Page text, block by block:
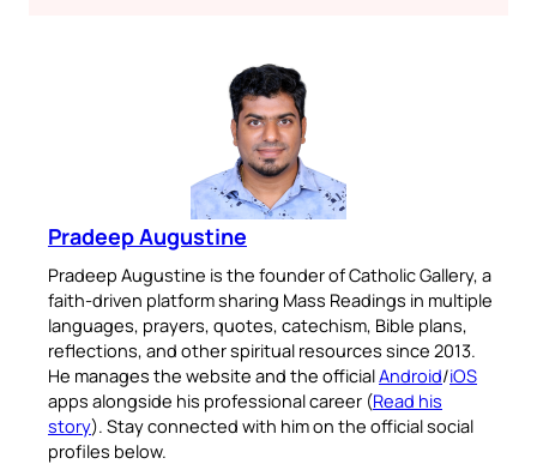
Pradeep Augustine
Pradeep Augustine is the founder of Catholic Gallery, a
faith-driven platform sharing Mass Readings in multiple
languages, prayers, quotes, catechism, Bible plans,
reflections, and other spiritual resources since 2013.
He manages the website and the officialAndroid/iOS
apps alongside his professional career (Read his
story). Stay connected with him on the official social
profiles below.